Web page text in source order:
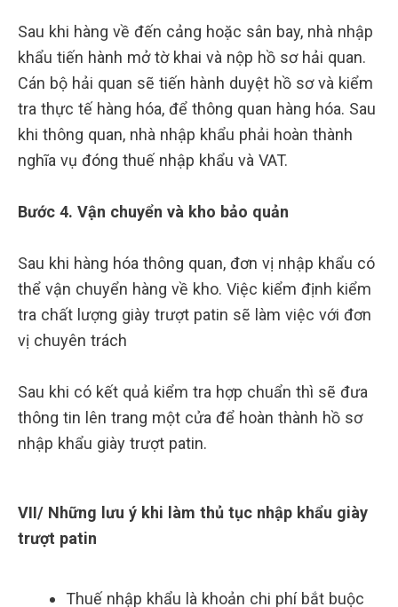
Sau khi hàng về đến cảng hoặc sân bay, nhà nhập
khẩu tiến hành mở tờ khai và nộp hồ sơ hải quan.
Cán bộ hải quan sẽ tiến hành duyệt hồ sơ và kiểm
tra thực tế hàng hóa, để thông quan hàng hóa. Sau
khi thông quan, nhà nhập khẩu phải hoàn thành
nghĩa vụ đóng thuế nhập khẩu và VAT.
Bước 4. Vận chuyển và kho bảo quản
Sau khi hàng hóa thông quan, đơn vị nhập khẩu có
thể vận chuyển hàng về kho. Việc kiểm định kiểm
tra chất lượng giày trượt patin sẽ làm việc với đơn
vị chuyên trách
Sau khi có kết quả kiểm tra hợp chuẩn thì sẽ đưa
thông tin lên trang một cửa để hoàn thành hồ sơ
nhập khẩu giày trượt patin.
VII/ Những lưu ý khi làm thủ tục nhập khẩu giày
trượt patin
Thuế nhập khẩu là khoản chi phí bắt buộc